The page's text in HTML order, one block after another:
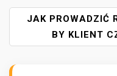
I
C
J
JAK PROWADZIĆ
BY KLIENT